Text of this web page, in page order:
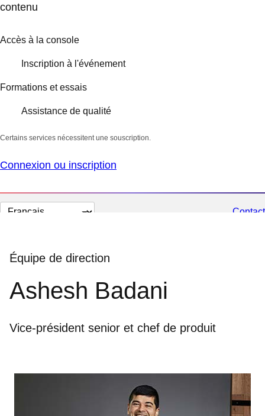
contenu
Accès à la console
Inscription à l'événement
Formations et essais
Assistance de qualité
Certains services nécessitent une souscription.
Connexion ou inscription
Changer
Contact
Équipe de direction
Ashesh Badani
Vice-président senior et chef de produit